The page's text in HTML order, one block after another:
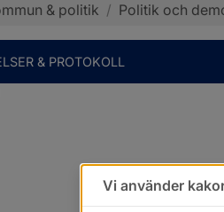
& politik / Politik och
& PROTOKOLL
Vi använder